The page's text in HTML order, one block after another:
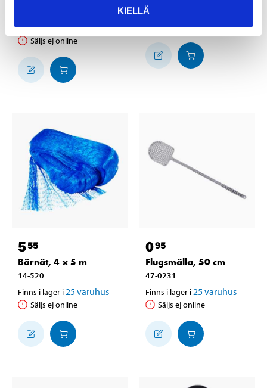
KIELLÄ
Finns i lager i24varuhus
Säljs ej online
Finns i lager i
Säljs ej online
555
Bärnät, 4 x 5 m
14-520
Finns i lager i 25varuhus
Säljs ej online
095
Flugsmälla, 50 cm
47-0231
Finns i lager i 25varuhus
Säljs ej online